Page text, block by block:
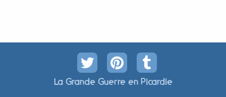
La Grande Guerre en Picardie